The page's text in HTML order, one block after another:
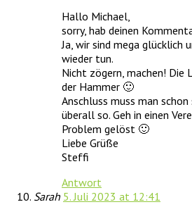
Hallo Michael,
sorry, hab deinen
Ja, wir sind mega glücklich
wieder tun.
Nicht zögern, machen! Die
der Hammer 🙂
Anschluss muss man
überall so. Geh in einen
Problem gelöst 🙂
Liebe Grüße
Steffi
Antwort
Sarah 5. Juli 2023 at 12:41